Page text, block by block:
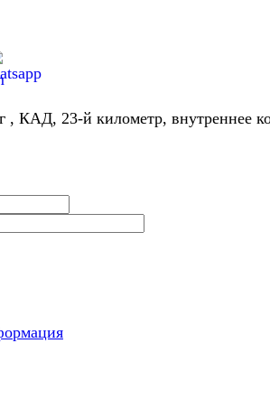
, КАД, 23-й километр, внутреннее